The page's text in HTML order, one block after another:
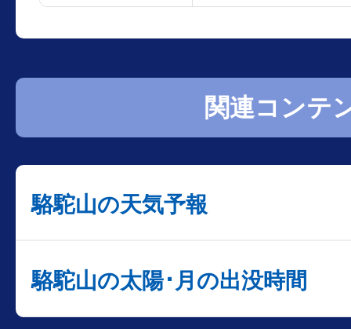
関連コンテ
駱駝山の天気予報
駱駝山の太陽･月の出没時間